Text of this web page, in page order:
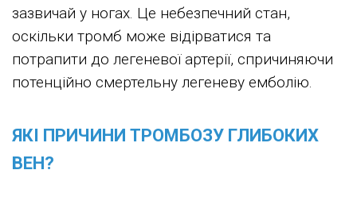
зазвичай у ногах. Це небезпечний стан,
оскільки тромб може відірватися та
потрапити до легеневої артерії, спричиняючи
потенційно смертельну легеневу емболію.
ЯКІ ПРИЧИНИ ТРОМБОЗУ ГЛИБОКИХ
ВЕН?